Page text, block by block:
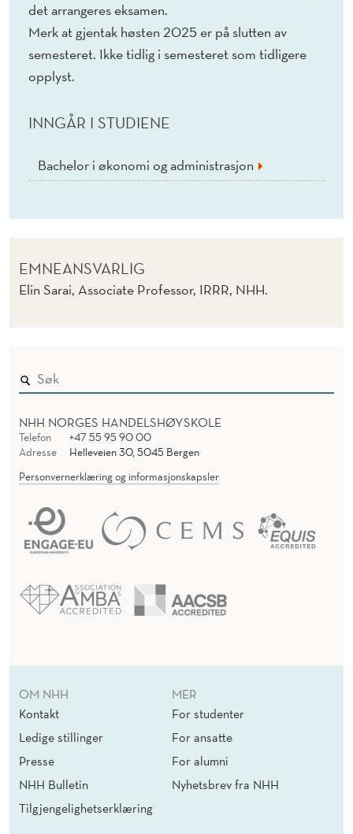
det arrangeres eksamen.
Merk at gjentak høsten 2025 er på slutten av
semesteret. Ikke tidlig i semesteret som tidligere
opplyst.
INNGÅR I STUDIENE
Bachelor i økonomi og administrasjon
EMNEANSVARLIG
Elin Sarai, Associate Professor, IRRR, NHH.
NHH NORGES HANDELSHØYSKOLE
Telefon
+47 55 95 90 00
Adresse
Helleveien 30, 5045 Bergen
Personvernerklæring og informasjonskapsler
OM NHH
Kontakt
Ledige stillinger
Presse
NHH Bulletin
Tilgjengelighetserklæring
MER
For studenter
For ansatte
For alumni
Nyhetsbrev fra NHH